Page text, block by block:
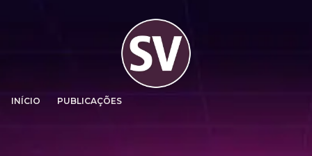
INÍCIO PUBLICAÇÕES